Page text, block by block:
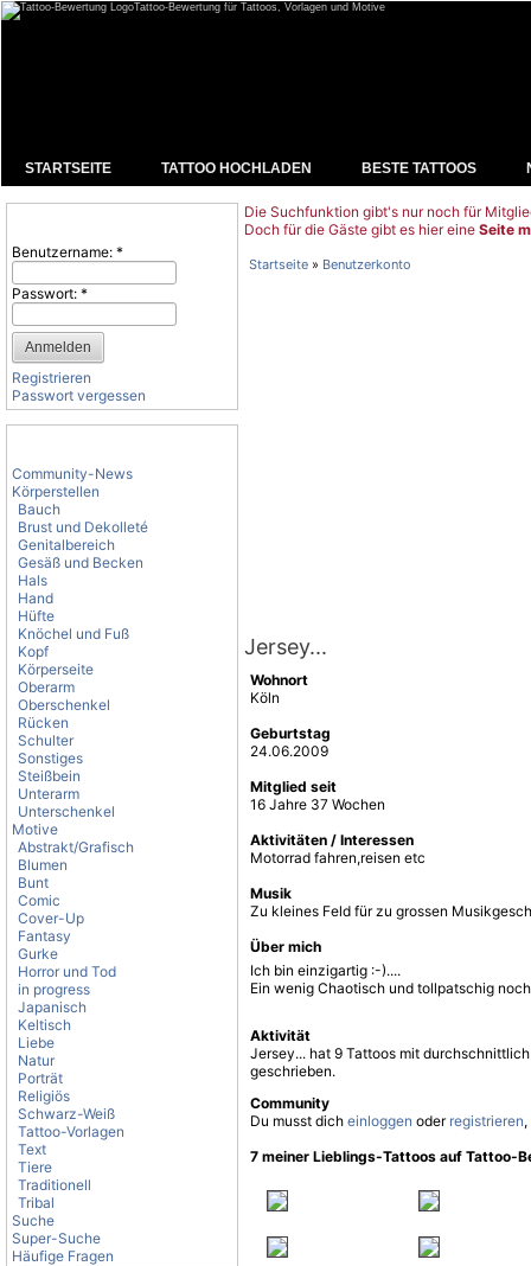
Tattoo-Bewertung für Tattoos, Vorlagen und Motive
STARTSEITE TATTOO HOCHLADEN BESTE TATTOOS
Benutzername: *
Passwort: *
Registrieren
Passwort vergessen
Community-News
Körperstellen
Bauch
Brust und Dekolleté
Genitalbereich
Gesäß und Becken
Hals
Hand
Hüfte
Knöchel und Fuß
Kopf
Körperseite
Oberarm
Oberschenkel
Rücken
Schulter
Sonstiges
Steißbein
Unterarm
Unterschenkel
Motive
Abstrakt/Grafisch
Blumen
Bunt
Comic
Cover-Up
Fantasy
Gurke
Horror und Tod
in progress
Japanisch
Keltisch
Liebe
Natur
Porträt
Religiös
Schwarz-Weiß
Tattoo-Vorlagen
Text
Tiere
Traditionell
Tribal
Suche
Super-Suche
Häufige Fragen
Die Suchfunktion gibt's nur noch für
Doch für die Gäste gibt es hier eine Seite
Startseite » Benutzerkonto
Jersey...
Wohnort
Köln
Geburtstag
24.06.2009
Mitglied seit
16 Jahre 37 Wochen
Aktivitäten / Interessen
Motorrad fahren,reisen etc
Musik
Zu kleines Feld für zu grossen
Über mich
Ich bin einzigartig :-)....
Ein wenig Chaotisch und tollpatschig
Aktivität
Jersey... hat 9 Tattoos mit
geschrieben.
Community
Du musst dich einloggen oder registrieren
7 meiner Lieblings-Tattoos auf Tattoo-